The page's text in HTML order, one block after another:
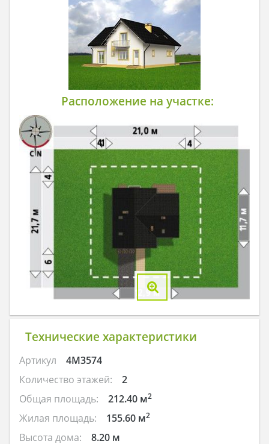
Расположение на участке:
Технические характеристики
Артикул
4M3574
Количество этажей:
2
Общая площадь:
212.40 м2
Жилая площадь: 155.60 м2
Высота дома: 8.20 м